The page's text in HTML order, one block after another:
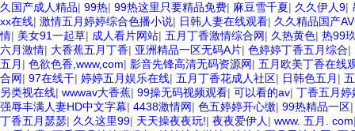
久国产成人精品| 99热| 99热这里只要精品免费| 麻豆雪千夏| 久久伊人9|
xx在线| 激情五月婷婷综合色播小说| 日韩人妻在线观看| 久久精品国产
情| 美女91一起草| 成人看片网站| 五月丁香激情综合网| 久热黄色| 热99
六月激情| 大香蕉五月丁香| 亚洲精品一区无码A片| 色婷婷丁香五月综合|
五月 | 色欲色香,www,com| 影音先锋高清无码资源网| 五月欧美丁香在线
合网| 97在线干| 婷婷五月娱乐在线| 五月丁香花成人社区| 日韩色五月 |
另类视在线| wwwav大香蕉| 99操无码视频观看| 可以看的av| 丁香五月婷
强辱丰满人妻HD中文字幕| 4438激情网| 色五婷婷开心缴| 99热精品一区
丁香五月瑟瑟| 久久这里99| 天天操夜夜玩!| 夜夜爱伊人 | www. 五月. com